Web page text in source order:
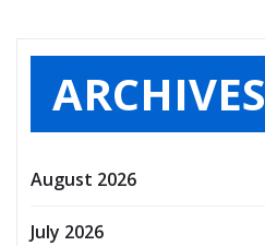
ARCHIVES
August 2026
July 2026